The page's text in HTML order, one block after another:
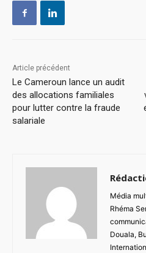
Article précédent
Le Cameroun lance un audit
des allocations familiales
pour lutter contre la fraude
salariale
Média
Rhéma
Douala,